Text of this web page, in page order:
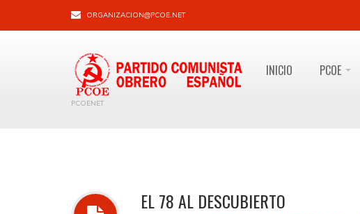
ORGANIZACION@PCOE.NET
PCOENET
INICIO PCOE
EL 78 AL DESCUBIERTO